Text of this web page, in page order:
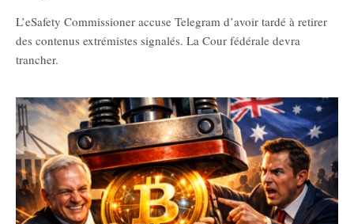
L’eSafety Commissioner accuse Telegram d’avoir tardé à retirer
des contenus extrémistes signalés. La Cour fédérale devra
trancher.